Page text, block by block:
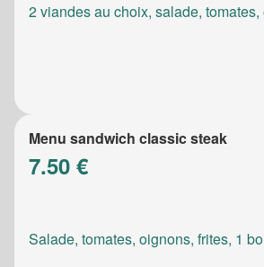
2 viandes au choix, salade,
Menu sandwich classic steak
7.50 €
Salade, tomates, oignons, frites, 1